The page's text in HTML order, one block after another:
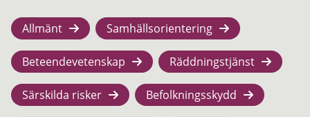
Allmänt Samhällsorientering
Beteendevetenskap Räddningstjänst
Särskilda risker Befolkningsskydd